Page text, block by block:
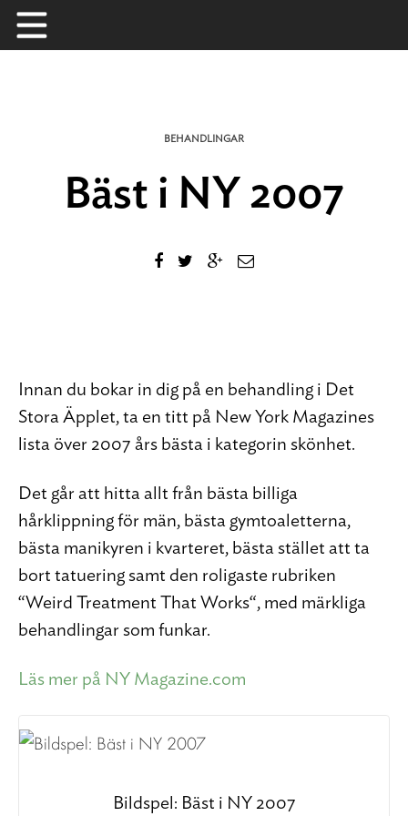
Skip
to
BEHANDLINGAR
Bäst i NY 2007
Innan du bokar in dig på en behandling i Det
Stora Äpplet, ta en titt på New York Magazines
lista över 2007 års bästa i kategorin skönhet.
Det går att hitta allt från bästa billiga
hårklippning för män, bästa gymtoaletterna,
bästa manikyren i kvarteret, bästa stället att ta
bort tatuering samt den roligaste rubriken
“Weird Treatment That Works“, med märkliga
behandlingar som funkar.
Läs mer på NY Magazine.com
Bildspel: Bäst i NY 2007